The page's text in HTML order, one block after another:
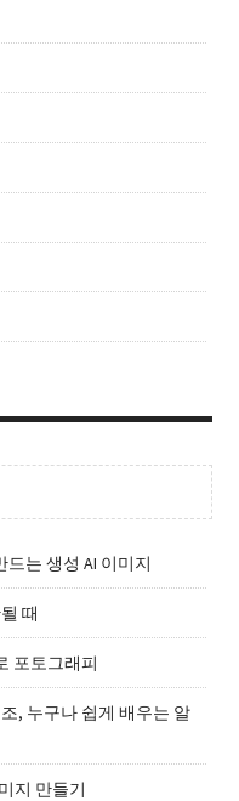
는 생성 AI 이미지
때
포토그래피
, 누구나 쉽게 배우는 알
지 만들기